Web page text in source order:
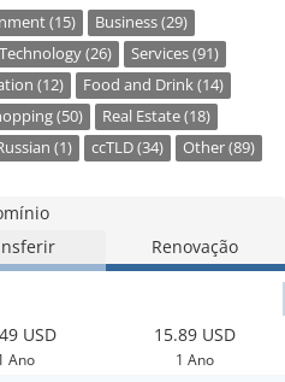
(15)
Business (29)
Technology (26)
Services (91)
(12)
Food and Drink (14)
(50)
Real Estate (18)
(1) ccTLD (34) Other (89)
Renovação
USD
Ano
15.89 USD
1 Ano